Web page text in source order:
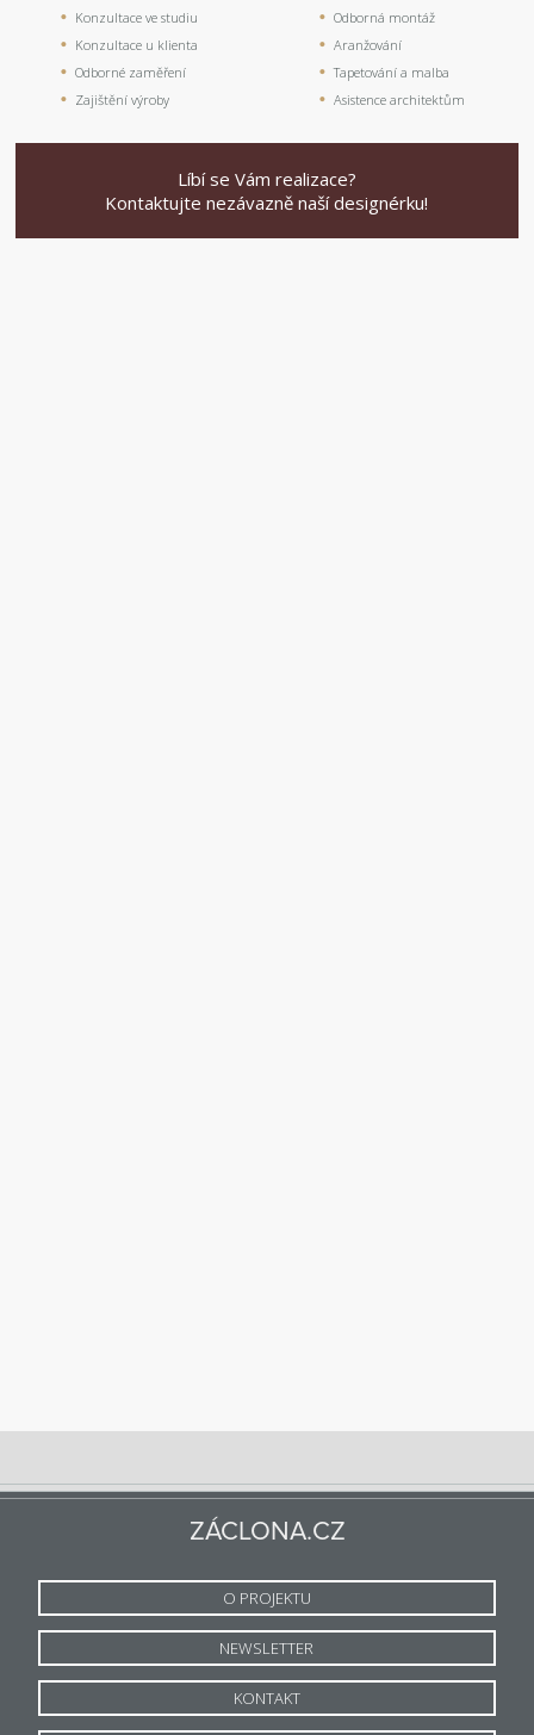
Konzultace ve studiu
Konzultace u klienta
Odborné zaměření
Zajištění výroby
Odborná montáž
Aranžování
Tapetování a malba
Asistence architektům
Líbí se Vám realizace?
Kontaktujte nezávazně naší designérku!
ZÁCLONA.CZ
O PROJEKTU
NEWSLETTER
KONTAKT